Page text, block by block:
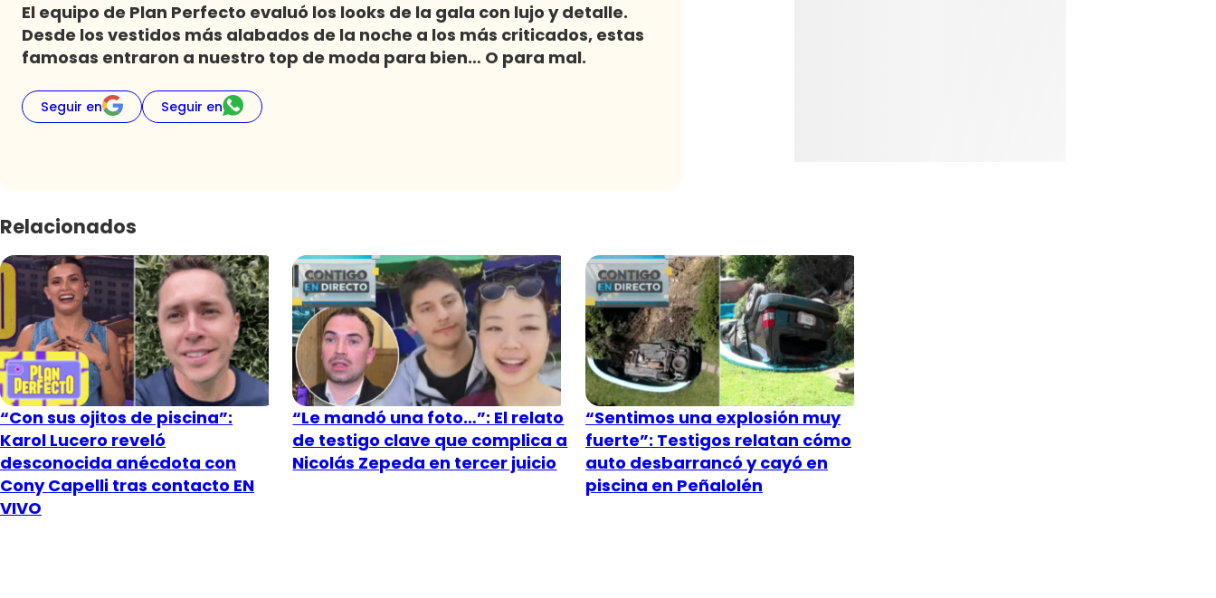
El equipo de Plan Perfecto evaluó los looks de la gala con lujo y detalle.
Desde los vestidos más alabados de la noche a los más criticados, estas
famosas entraron a nuestro top de moda para bien… O para mal.
Seguir en Seguir en
Relacionados
“Con sus ojitos de piscina”:
Karol Lucero reveló
desconocida anécdota con
Cony Capelli tras contacto EN
VIVO
“Le mandó una foto…”: El relato
de testigo clave que complica a
Nicolás Zepeda en tercer juicio
“Sentimos una explosión muy
fuerte”: Testigos relatan cómo
auto desbarrancó y cayó en
piscina en Peñalolén